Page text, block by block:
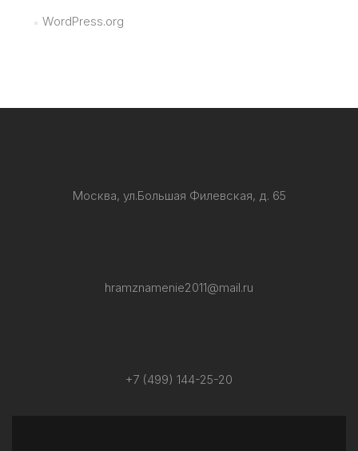
WordPress.org
Москва, ул.Большая Филевская, д. 65
hramznamenie2011@mail.ru
+7 (499) 144-25-20